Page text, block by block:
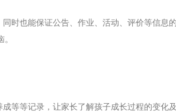
时也能保证公告、作业、活动、评价等信息的
等等记录，让家长了解孩子成长过程的变化及